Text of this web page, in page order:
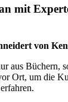
mit
von
aus Büchern,
Ort, um die